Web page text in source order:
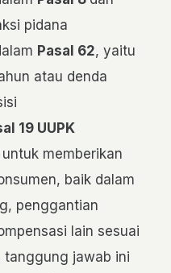
pidana
Pasal 62, yaitu
atau denda
19 UUPK
memberikan
baik dalam
penggantian
lain sesuai
tanggung jawab ini